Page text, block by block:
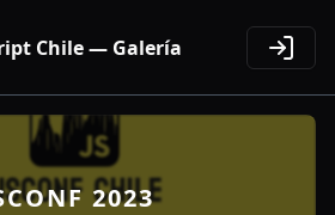
Chile — Galería
2023